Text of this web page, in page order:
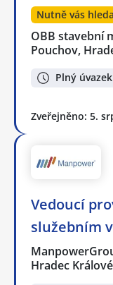
Nutně vás
OBB stavební
Pouchov,
Plný úvazek
Zveřejněno: 5.
Vedoucí
služebním
Hradec Králové